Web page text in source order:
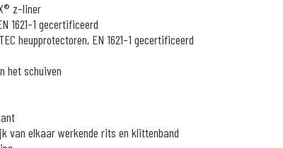
z-liner
1621-1 gecertificeerd
heupprotectoren, EN 1621-1 gecertificeerd
het schuiven
van elkaar werkende rits en klittenband